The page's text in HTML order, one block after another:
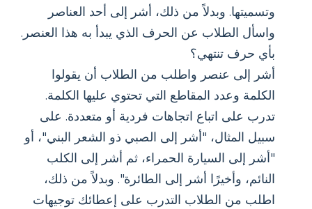
وتسميتها. وبدلاً من ذلك، أشر إلى أحد العناصر
واسأل الطلاب عن الحرف الذي يبدأ به هذا العنصر.
بأي حرف تنتهي؟
أشر إلى عنصر واطلب من الطلاب أن يقولوا
الكلمة وعدد المقاطع التي تحتوي عليها الكلمة.
تدرب على اتباع اتجاهات فردية أو متعددة. على
سبيل المثال، "أشر إلى الصبي ذو الشعر البني"، أو
"أشر إلى السيارة الحمراء، ثم أشر إلى الكلب
النائم، وأخيرًا أشر إلى الطائرة". وبدلاً من ذلك،
اطلب من الطلاب التدرب على إعطائك توجيهات